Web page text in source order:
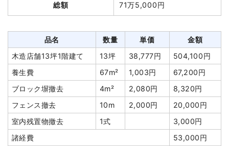
総額 71万5,000円
品名 数量 単価
金額
木造店舗13坪1階建て
13坪 38,777円
504,100円
養生費
67m² 1,003円
67,200円
ブロック塀撤去
4m² 2,080円
8,320円
フェンス撤去
10m 2,000円
20,000円
室内残置物撤去
1式
3,000円
諸経費
53,000円